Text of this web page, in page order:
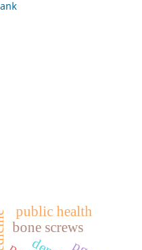
bone screws
public health